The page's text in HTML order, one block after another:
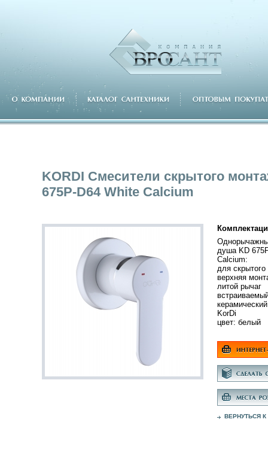
KORDI Смесители скрытого
675P-D64 White Calcium
душа KD
Calcium:
для
верхняя
литой рычаг
KorDi
цвет: белый
ВЕРНУТЬСЯ К